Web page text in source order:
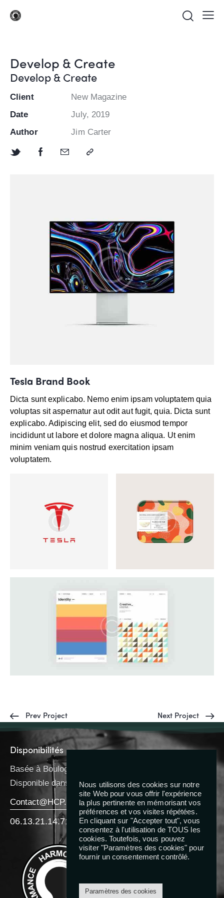
Develop & Create
Develop & Create
Tesla Brand Book
Dicta sunt explicabo. Nemo enim ipsam voluptatem quia
voluptas sit aspernatur aut odit aut fugit, quia. Dicta sunt
explicabo. Adipiscing elit, sed do eiusmod tempor
incididunt ut labore et dolore magna aliqua. Ut enim
minim veniam quis nostrud exercitation ipsam
voluptatem.
Client
New Magazine
Date
July, 2019
Author
Jim Carter
Prev Project Next Project
Disponibilités
Basée à Boulogne-Billancourt
Disponible dans toute l’IDF
Contact@HCP.Coach
06.13.21.14.71
Reseaux
Nous utilisons des cookies sur notre
site Web pour vous offrir l'expérience
la plus pertinente en mémorisant vos
préférences et vos visites répétées.
En cliquant sur "Accepter tout", vous
consentez à l'utilisation de TOUS les
cookies. Toutefois, vous pouvez
visiter "Paramètres des cookies" pour
fournir un consentement contrôlé.
Paramètres des cookies